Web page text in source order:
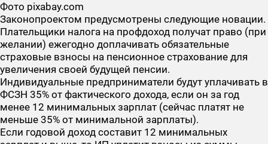
Фото pixabay.com
Законопроектом предусмотрены следующие новации.
Плательщики налога на профдоход получат право (при
желании) ежегодно доплачивать обязательные
страховые взносы на пенсионное страхование для
увеличения своей будущей пенсии.
Индивидуальные предприниматели будут уплачивать в
ФСЗН 35% от фактического дохода, если он за год
менее 12 минимальных зарплат (сейчас платят не
меньше 35% от минимальной зарплаты).
Если годовой доход составит 12 минимальных